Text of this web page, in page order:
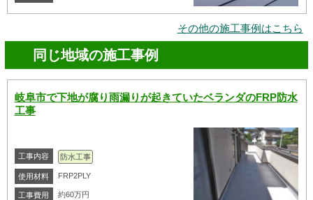
その他の施工事例はこちら
同じ地域の施工事例
岐阜市で下地が腐り雨漏りが起きていたベランダのFRP防水
工事
工事内容 防水工事
使用材料 FRP2PLY
工事費用 約60万円